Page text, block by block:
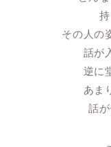
その人の
話が
逆に
あま
話